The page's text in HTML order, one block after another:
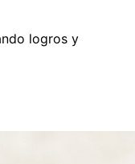
logros y